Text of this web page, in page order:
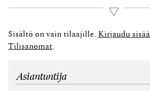
Tilikauden päättymisen jälkeen
maaliskuussa 2021 ottanut asunnon
asumiskäyttöön. Vähennetäänkö
tilinpäätöksen perusteella vuodelle
Lue lisää
Sisältö on vain tilaajille. Kirjaudu
Tilisanomat
Asiantuntija